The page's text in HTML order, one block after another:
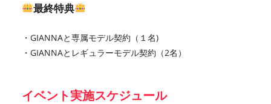
最終特典
・GIANNAと専属モデル契約（１名)
・GIANNAとレギュラーモデル契約（2名）
イベント実施スケジュール